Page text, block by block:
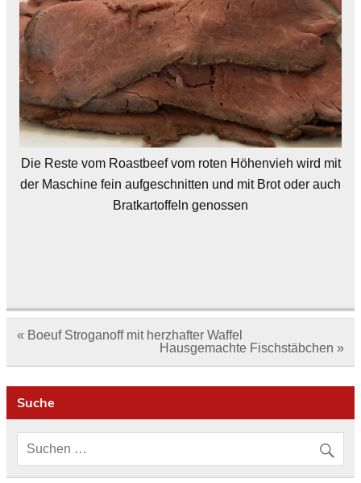
Die Reste vom Roastbeef vom roten Höhenvieh wird mit
der Maschine fein aufgeschnitten und mit Brot oder auch
Bratkartoffeln genossen
Beitragsnavigation
« Boeuf Stroganoff mit herzhafter Waffel
Hausgemachte Fischstäbchen »
Suche